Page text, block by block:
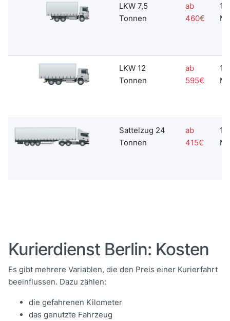
LKW 7,5
Tonnen
ab
460€
LKW 12
Tonnen
ab
595€
Sattelzug 24
Tonnen
ab
415€
Kurierdienst Berlin: Kosten
Es gibt mehrere Variablen, die den Preis einer Kurierfahrt
beeinflussen. Dazu zählen:
die gefahrenen Kilometer
das genutzte Fahrzeug